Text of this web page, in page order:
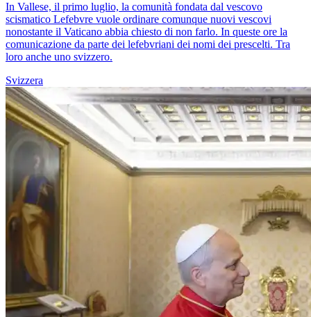
In Vallese, il primo luglio, la comunità fondata dal vescovo
scismatico Lefebvre vuole ordinare comunque nuovi vescovi
nonostante il Vaticano abbia chiesto di non farlo. In queste ore la
comunicazione da parte dei lefebvriani dei nomi dei prescelti. Tra
loro anche uno svizzero.
Svizzera